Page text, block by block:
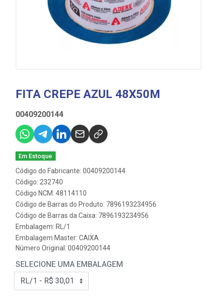
FITA CREPE AZUL 48X50M
00409200144
Em Estoque
Código do Fabricante: 00409200144
Código: 232740
Código NCM: 48114110
Código de Barras do Produto: 7896193234956
Código de Barras da Caixa: 7896193234956
Embalagem: RL/1
Embalagem Master: CAIXA
Número Original: 00409200144
SELECIONE UMA EMBALAGEM